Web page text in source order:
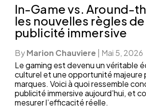
In-Game vs. Around-
les nouvelles règles de
publicité immersive
ByMarion Chauviere | Mai 5, 2026
Le gaming est devenu un véritable
culturel et une opportunité majeure
marques. Voici à quoi ressemble
publicité immersive aujourd’hui, et
mesurer l’efficacité réelle.